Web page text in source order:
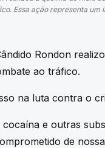
Essa ação representa um
Rondon
ao tráfico.
na luta contra o
e outras
de